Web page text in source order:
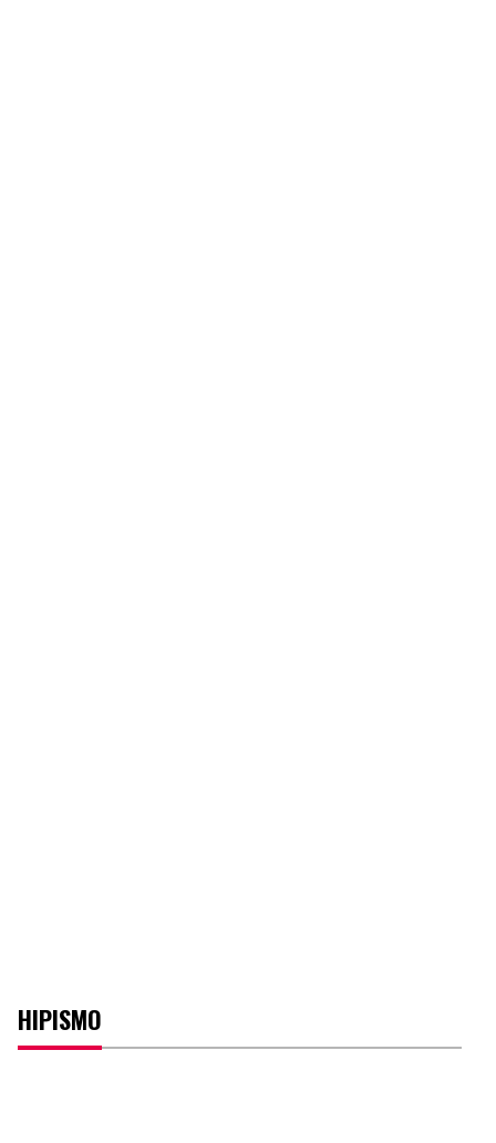
HIPISMO